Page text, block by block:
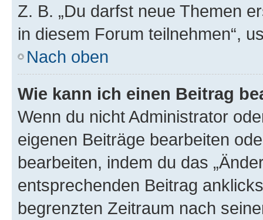
Z. B. „Du darfst neue Themen
in diesem Forum teilnehmen“,
Nach oben
Wie kann ich einen Beitrag
Wenn du nicht Administrator
eigenen Beiträge bearbeiten
bearbeiten, indem du das
entsprechenden Beitrag
begrenzten Zeitraum nach